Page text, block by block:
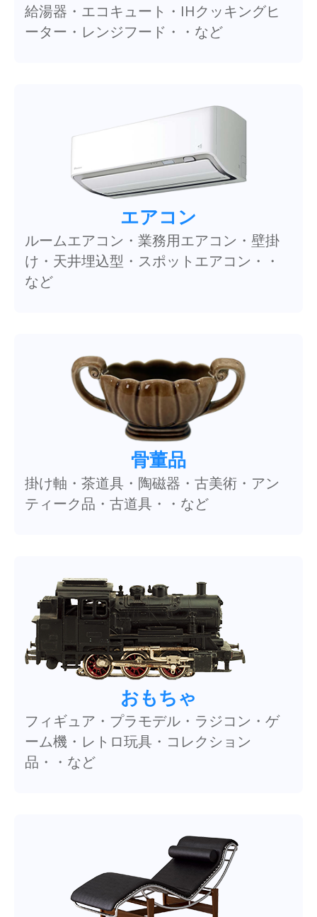
給湯器・エコキュート・IHクッキングヒ
ーター・レンジフード・・など
エアコン
ルームエアコン・業務用エアコン・壁掛
け・天井埋込型・スポットエアコン・・
など
骨董品
掛け軸・茶道具・陶磁器・古美術・アン
ティーク品・古道具・・など
おもちゃ
フィギュア・プラモデル・ラジコン・ゲ
ーム機・レトロ玩具・コレクション
品・・など